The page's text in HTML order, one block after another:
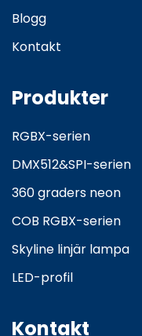
Blogg
Kontakt
Produkter
RGBX-serien
DMX512&SPI-serien
360 graders neon
COB RGBX-serien
Skyline linjär lampa
LED-profil
Kontakt